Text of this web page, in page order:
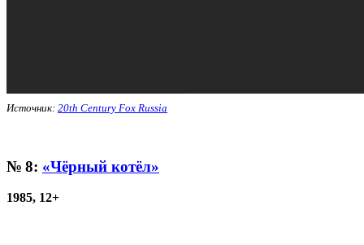
Источник: 20th Century Fox Russia
№ 8: «Чёрный котёл»
1985, 12+